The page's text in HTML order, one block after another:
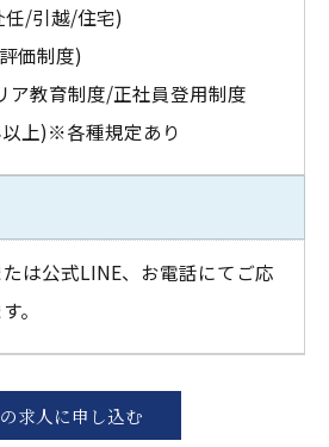
/引越/住宅)
価制度)
ア教育制度/正社員登用制度
上)※各種規定あり
は公式LINE、お電話にてご応
。
求人に申し込む